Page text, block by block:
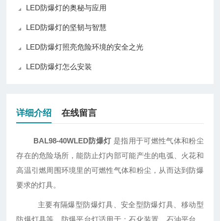
LED防爆灯的奥秘与应用
LED防爆灯的坚韧与智慧
LED防爆灯照亮危险环境的安全之光
LED防爆灯怎么安装
详细介绍 在线留言
BAL98-40WLED防爆灯是指用于可燃性气体和粉尘
存在的危险场所，能防止灯内部可能产生的电弧、火花和
高温引燃周围环境里的可燃性气体和粉尘，从而达到防爆
要求的灯具。
主要有隔爆型防爆灯具、安全型防爆灯具、移动型